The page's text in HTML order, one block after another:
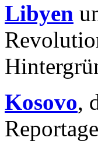
Libyen
Kosovo,